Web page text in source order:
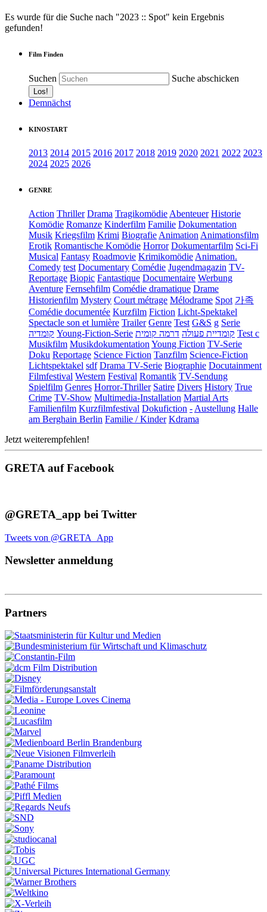
Es wurde für die Suche nach "2023 :: Spot" kein Ergebnis
gefunden!
Film Finden
Suchen Suche abschicken
Demnächst
KINOSTART
2013 2014 2015 2016 2017 2018 2019 2020 2021 2022 2023
2024 2025 2026
GENRE
Action Thriller Drama Tragikomödie Abenteuer Historie
Komödie Romanze Kinderfilm Familie Dokumentation
Musik Kriegsfilm Krimi Biografie Animation Animationsfilm
Erotik Romantische Komödie Horror Dokumentarfilm Sci-Fi
Musical Fantasy Roadmovie Krimikomödie Animation.
Comedy test Documentary Comédie Jugendmagazin TV-
Reportage Biopic Fantastique Documentaire Werbung
Aventure Fernsehfilm Comédie dramatique Drame
Historienfilm Mystery Court métrage Mélodrame Spot 가족
Comédie documentée Kurzfilm Fiction Licht-Spektakel
Spectacle son et lumière Trailer Genre Test G&S g Serie
קומדיה Young-Fiction-Serie קומדיית פעולה דרמה קומית
Test c
Musikfilm Musikdokumentation Young Fiction TV-Serie
Doku Reportage Science Fiction Tanzfilm Science-Fiction
Lichtspektakel sdf Drama TV-Serie Biographie Docutainment
Filmfestival Western Festival Romantik TV-Sendung
Spielfilm Genres Horror-Thriller Satire Divers History True
Crime TV-Show Multimedia-Installation Martial Arts
Familienfilm Kurzfilmfestival Dokufiction - Austellung Halle
am Berghain Berlin Familie / Kinder Kdrama
Jetzt weiterempfehlen!
GRETA auf Facebook
@GRETA_app bei Twitter
Tweets von @GRETA_App
Newsletter anmeldung
Partners